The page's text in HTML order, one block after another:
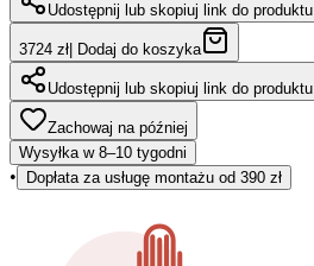
Udostępnij lub skopiuj link do produktu
3724 zł Dodaj do koszyka
Udostępnij lub skopiuj link do produktu
Zachowaj na później
Wysyłka w 8–10 tygodni
• Dopłata za usługę montażu od 390 zł